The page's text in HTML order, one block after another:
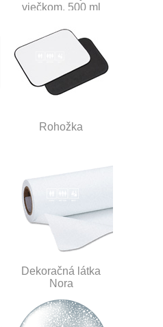
viečkom, 500 ml
Rohožka
Dekoračná látka
Nora